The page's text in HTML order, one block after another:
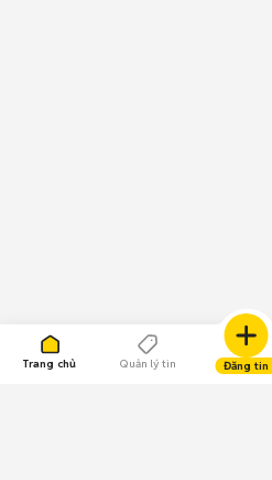
Trang chủ Quản lý tin Đăng tin